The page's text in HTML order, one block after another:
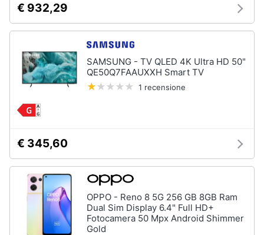
offerta
offerta
Lavatrici
Asciugatrice
Microonde
in
offerta
€ 932,29
SAMSUNG - TV QLED 4K Ultra HD 50"
QE50Q7FAAUXXH Smart TV
1 recensione
€ 345,60
OPPO - Reno 8 5G 256 GB 8GB Ram
Dual Sim Display 6.4" Full HD+
Fotocamera 50 Mpx Android Shimmer
Gold